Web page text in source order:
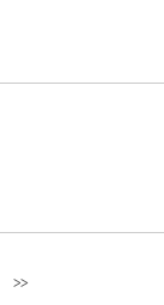
이지
>>마지막페이지